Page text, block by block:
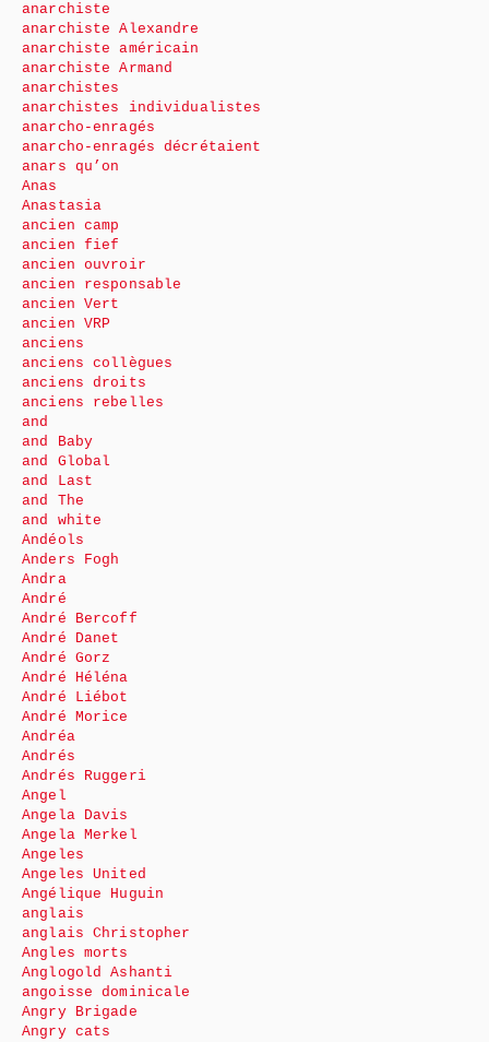
anarchiste
anarchiste Alexandre
anarchiste américain
anarchiste Armand
anarchistes
anarchistes individualistes
anarcho-enragés
anarcho-enragés décrétaient
anars qu’on
Anas
Anastasia
ancien camp
ancien fief
ancien ouvroir
ancien responsable
ancien Vert
ancien VRP
anciens
anciens collègues
anciens droits
anciens rebelles
and
and Baby
and Global
and Last
and The
and white
Andéols
Anders Fogh
Andra
André
André Bercoff
André Danet
André Gorz
André Héléna
André Liébot
André Morice
Andréa
Andrés
Andrés Ruggeri
Angel
Angela Davis
Angela Merkel
Angeles
Angeles United
Angélique Huguin
anglais
anglais Christopher
Angles morts
Anglogold Ashanti
angoisse dominicale
Angry Brigade
Angry cats